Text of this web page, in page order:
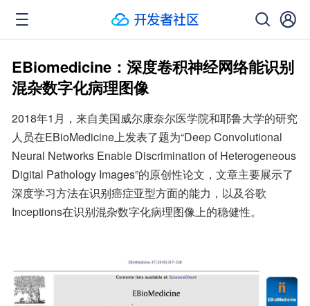
EBiomedicine：深度卷积神经网络能识别
混杂数字化病理图像
2018年1月，来自美国威尔康奈尔医学院和耶鲁大学的研究
人员在EBioMedicine上发表了题为“Deep Convolutional
Neural Networks Enable Discrimination of Heterogeneous
Digital Pathology Images”的原创性论文，文章主要展示了
深度学习方法在识别癌症亚型方面的能力，以及谷歌
Inceptions在识别混杂数字化病理图像上的稳健性。